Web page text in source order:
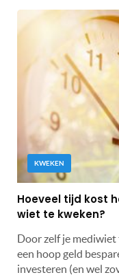
KWEKEN
Hoeveel tijd kost
wiet te kweken?
Door zelf je
een hoop geld
investeren (en wel